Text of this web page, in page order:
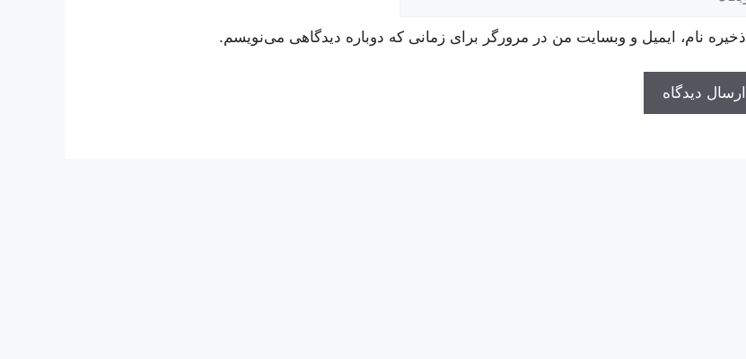
ذخیره نام، ایمیل و وبسایت من در مرورگر برای زمانی که دوباره دیدگاهی می‌نویسم.